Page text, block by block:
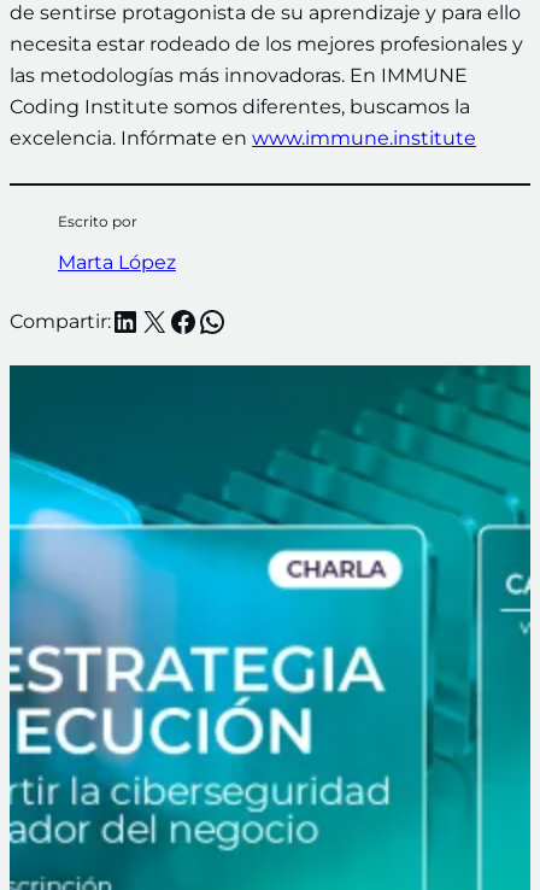
de sentirse protagonista de su aprendizaje y para ello
necesita estar rodeado de los mejores profesionales y
las metodologías más innovadoras. En IMMUNE
Coding Institute somos diferentes, buscamos la
excelencia. Infórmate en www.immune.institute
Escrito por
Marta López
Compartir:LinkedIn
X Facebook
WhatsApp